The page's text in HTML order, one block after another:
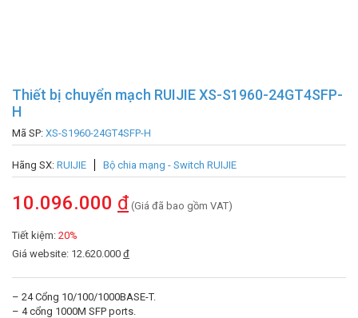
Thiết bị chuyển mạch RUIJIE XS-S1960-24GT4SFP-
H
Mã SP: XS-S1960-24GT4SFP-H
Hãng SX: RUIJIE Bộ chia mạng - Switch RUIJIE
10.096.000 đ (Giá đã bao gồm VAT)
Tiết kiệm: 20%
Giá website: 12.620.000 đ
– 24 Cổng 10/100/1000BASE-T.
– 4 cổng 1000M SFP ports.